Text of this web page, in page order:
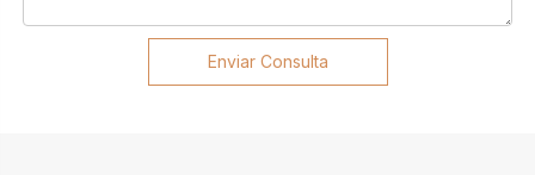
Enviar Consulta